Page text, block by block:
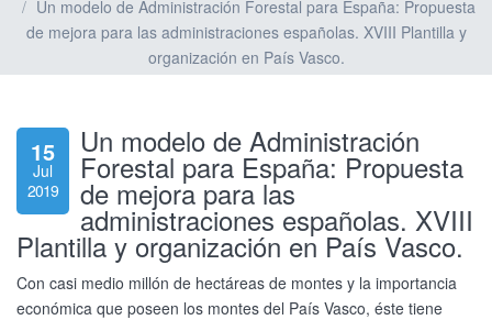
Un modelo de Administración Forestal para España: Propuesta
de mejora para las administraciones españolas. XVIII Plantilla y
organización en País Vasco.
15
Jul
2019
Un modelo de Administración
Forestal para España: Propuesta
de mejora para las
administraciones españolas. XVIII
Plantilla y organización en País Vasco.
Con casi medio millón de hectáreas de montes y la importancia
económica que poseen los montes del País Vasco, éste tiene